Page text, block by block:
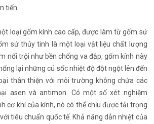
tiến.
loại gốm kính cao cấp, được làm từ gốm sứ
sứ thủy tinh là một loại vật liệu chất lượng
nổi trội như bền chống va đập, gốm kính này
lại những cú sốc nhiệt độ đột ngột lên đến
thân thiện với môi trường không chứa các
asen và antimon. Có một số xét nghiệm
cơ khí của kính, nó có thể chịu được tải trọng
tiêu chuẩn quốc tế. Khả năng dẫn nhiệt của